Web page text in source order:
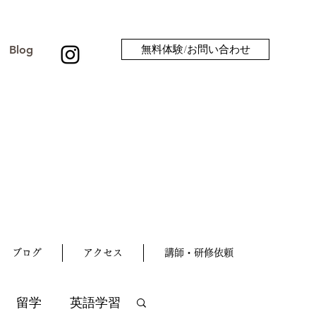
Blog 無料体験/お問い合わせ
ブログ アクセス 講師・研修依頼
留学 英語学習